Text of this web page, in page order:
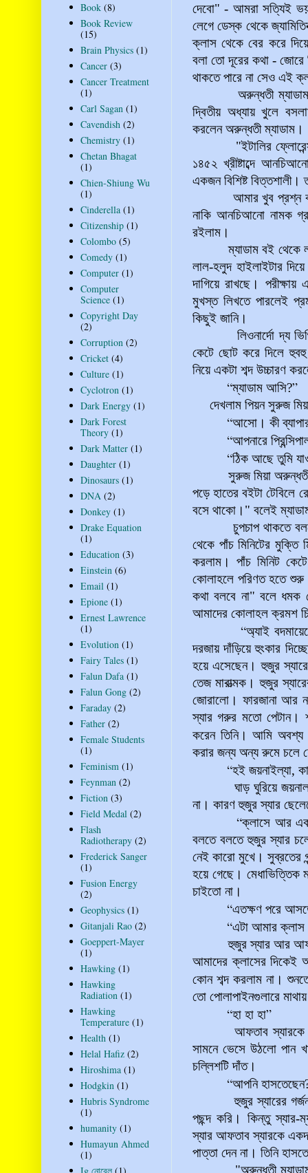
দেবো" - আমরা সত্যিই ভয়
লেগে ডেস্ক থেকে
ক্লাস থেকে বের করে
বলা তো দূরের কথা - জোরে
থাকতে পারে না সেও এই
অরুন্ধতী ম্যাডাম
দ্বিতীয় অধ্যায় খুলে
করলেন অরুন্ধতী ম্যাডাম।
"ইটালির ফ্লোরেন্স
১৪৫২ খ্রীষ্টাব্দে
একজন বিশিষ্ট বিত্তশালী।
আমার খুব প্রশ্ন
নাকি আনচিআনো নামক
রইলাম।
ম্যাডাম বই থেকে
লাল-হলুদ হাইলাইটার দিয়ে
দাগিয়ে রাখছে।
মুখস্ত লিখতে পারলেই
কিছুই জানি।
লিওনার্দো দ্য
কেটে ছোট করে দিলে
নিয়ে একটা শব্দ উচ্চারণ
“ম্যাডাম আসি?”
দেখলাম পিয়ন সুরুজ
“আসো। কী
“আপনারে
“ঠিক আছে তুমি
সুরুজ মিয়া অরুন্ধতী
পড়ে হাতের বইটা
বসে থাকো।" বলেই
চুপচাপ থাকতে
থেকে পাঁচ মিনিটের
করলাম। পাঁচ মিনিট
কোলাহলে পরিণত হতে শুরু
কথা বলবে না" বলে ধমক
আমাদের কোলাহল ক্রমশ
“অ্যাই
দরজায় দাঁড়িয়ে হুংকার
হয়ে এসেছেন। হুজুর
তেজ মারাত্মক। হুজুর
জোরালো। ফারজানা আর
স্যার গরুর মতো পেটান।
করেন তিনি। আমি অবশ্য
করার জন্য অন্য রুমে চলে
“হই জয়নাইল্যা,
ঘাড় ঘুরিয়ে জয়নাল
না। কারণ হুজুর স্যার
“ক্লাসে আর
বলতে বলতে হুজুর স্যার
নেই কারো মুখে। সুব্রতের
হয়ে গেছে। মেধাভিত্তিক
চাইতো না।
“এতক্ষণ পরে
“এটা আমার ক্লাস
হুজুর স্যার আর আফতাব
আমাদের ক্লাসের দিকেই
কোন শব্দ করলাম না।
তো পোলাপাইনগুলারে
“হা হা হা”
আফতাব স্যারকে
সামনে ভেসে উঠলো পান
চল্লিশটি দাঁত।
“আপনি
হুজুর স্যারের গর্জন
পছন্দ করি। কিন্তু স্যার-
স্যার আফতাব স্যারকে
পাত্তা দেন না। তিনি
Book (8)
Book Review
(15)
Brain Physics (1)
Cancer (3)
Cancer Treatment
(1)
Carl Sagan (1)
Cavendish (2)
Chemistry (1)
Chetan Bhagat
(1)
Chien-Shiung Wu
(1)
Cinderella (1)
Citizenship (1)
Colombo (5)
Comedy (1)
Computer (1)
Computer
Science (1)
Copyright Day
(2)
Corruption (2)
Cricket (4)
Culture (1)
Cyclotron (1)
Dark Energy (1)
Dark Forest
Theory (1)
Dark Matter (1)
Daughter (1)
Dinosaurs (1)
DNA (2)
Donkey (1)
Drake Equation
(1)
Education (3)
Einstein (6)
Email (1)
Epione (1)
Ernest Lawrence
(1)
Evolution (1)
Fairy Tales (1)
Falun Dafa (1)
Falun Gong (2)
Faraday (2)
Father (2)
Female Students
(1)
Feminism (1)
Feynman (2)
Fiction (3)
Field Medal (2)
Flash
Radiotherapy (2)
Frederick Sanger
(1)
Fusion Energy
(2)
Geophysics (1)
Gitanjali Rao (2)
Goeppert-Mayer
(1)
Hawking (1)
Hawking
Radiation (1)
Hawking
Temperature (1)
Health (1)
Helal Hafiz (2)
Hiroshima (1)
Hodgkin (1)
Hubris Syndrome
(1)
humanity (1)
Humayun Ahmed
(1)